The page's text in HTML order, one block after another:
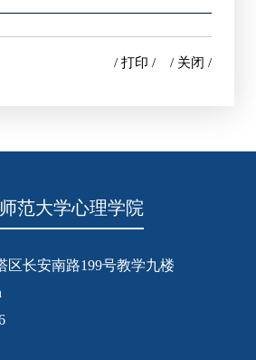
/ 打印 / / 关闭 /
范大学心理学院
区长安南路199号教学九楼